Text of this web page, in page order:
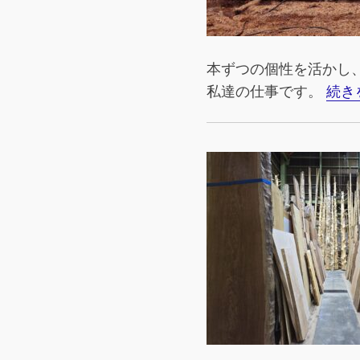
本ずつの個性を活かし
私達の仕事です。 続き